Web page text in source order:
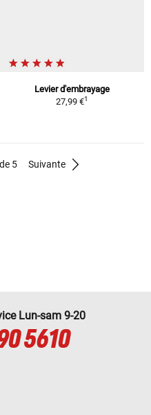
Levier d'embrayage
27,99 €1
5 Suivante
Lun-sam 9-20
5610